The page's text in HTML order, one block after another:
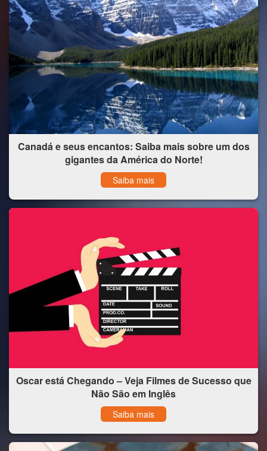
Canadá e seus encantos: Saiba mais sobre um dos
gigantes da América do Norte!
Saiba mais
Oscar está Chegando – Veja Filmes de Sucesso que
Não São em Inglês
Saiba mais